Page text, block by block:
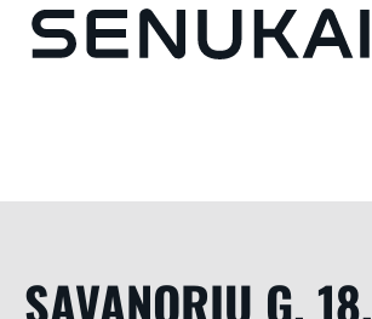
SAVANORIŲ G. 18,